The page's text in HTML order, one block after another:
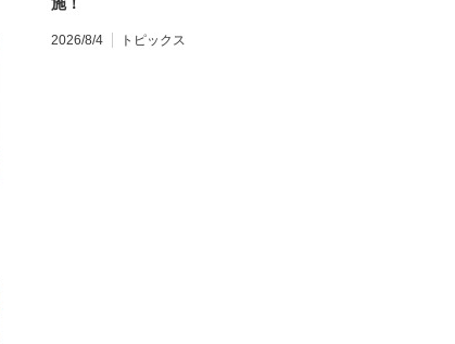
2026/8/4 トピックス